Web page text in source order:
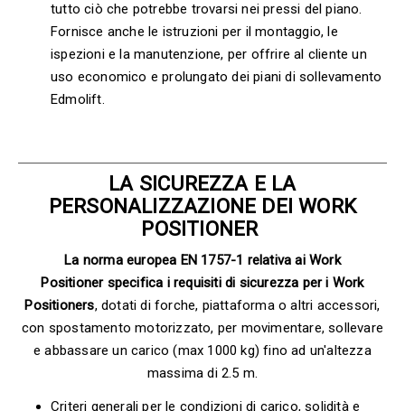
tutto ciò che potrebbe trovarsi nei pressi del piano.
Fornisce anche le istruzioni per il montaggio, le
ispezioni e la manutenzione, per offrire al cliente un
uso economico e prolungato dei piani di sollevamento
Edmolift.
LA SICUREZZA E LA
PERSONALIZZAZIONE DEI WORK
POSITIONER
La norma europea EN 1757-1 relativa ai Work
Positioner specifica i requisiti di sicurezza per i Work
Positioners, dotati di forche, piattaforma o altri accessori,
con spostamento motorizzato, per movimentare, sollevare
e abbassare un carico (max 1000 kg) fino ad un'altezza
massima di 2.5 m.
Criteri generali per le condizioni di carico, solidità e